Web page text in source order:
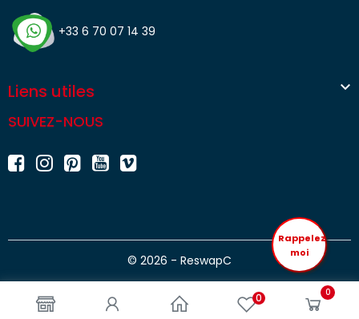
0 0
+33 6 70 07 14 39
Liens utiles 
SUIVEZ-NOUS
© 2026 - ReswapC
Rappelez
moi